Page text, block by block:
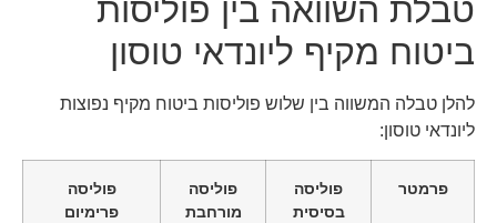
טבלת השוואה בין פוליסות
ביטוח מקיף ליונדאי טוסון
להלן טבלה המשווה בין שלוש פוליסות ביטוח מקיף נפוצות
ליונדאי טוסון:
פרמטר
פוליסה
בסיסית
פוליסה
מורחבת
פוליסה
פרימיום